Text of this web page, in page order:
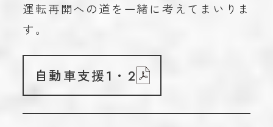
運転再開への道を一緒に考えてまいりま
す。
自動車支援1・2